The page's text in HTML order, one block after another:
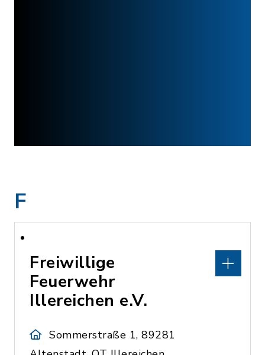
F
Freiwillige
Feuerwehr
Illereichen e.V.
Sommerstraße 1, 89281